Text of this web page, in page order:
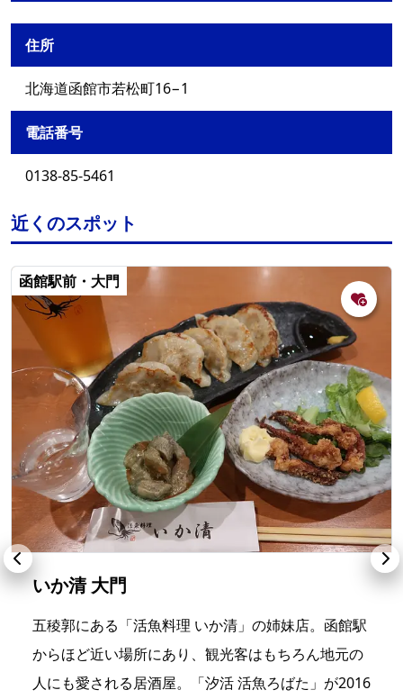
住所
北海道函館市若松町16−1
電話番号
0138-85-5461
近くのスポット
函館駅前・大門
いか清 大門
五稜郭にある「活魚料理 いか清」の姉妹店。函館駅
からほど近い場所にあり、観光客はもちろん地元の
人にも愛される居酒屋。「汐活 活魚ろばた」が2016